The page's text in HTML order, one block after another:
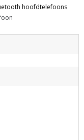
hoofdtelefoons